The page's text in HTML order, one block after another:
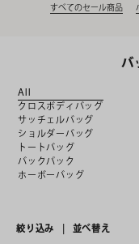
すべてのセール商品
バ
All
クロスボディバッグ
サッチェルバッグ
ショルダーバッグ
トートバッグ
バックパック
ホーボーバッグ
絞り込み 並べ替え